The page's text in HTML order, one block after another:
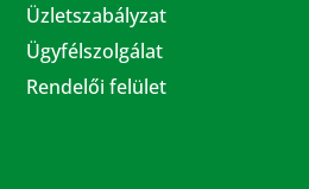
Üzletszabályzat
Ügyfélszolgálat
Rendelői felület